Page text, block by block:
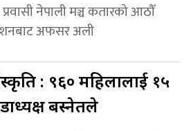
प्रवासी नेपाली मञ्च कतारको आठौँ
अफसर अली
: ९६० महिलालाई १५
बस्नेतले